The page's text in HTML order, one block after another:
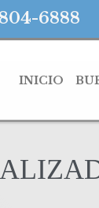
6888
INICIO